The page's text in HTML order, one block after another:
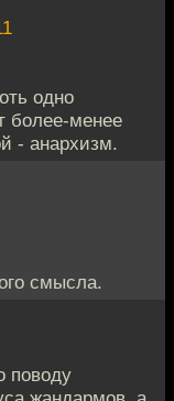
одно
более-менее
- анархизм.
смысла.
поводу